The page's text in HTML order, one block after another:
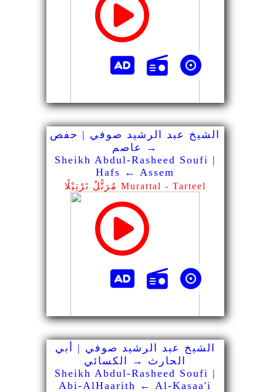
الشيخ عبد الرشيد صوفي | حفص
→ عاصم
Sheikh Abdul-Rasheed Soufi |
Hafs ← Assem
مُرَتًّلٌ تَرْتِيْلًا Murattal - Tarteel
الشيخ عبد الرشيد صوفي | أبي
الحارث → الكسائي
Sheikh Abdul-Rasheed Soufi |
Abi-AlHaarith ← Al-Kasaa'i